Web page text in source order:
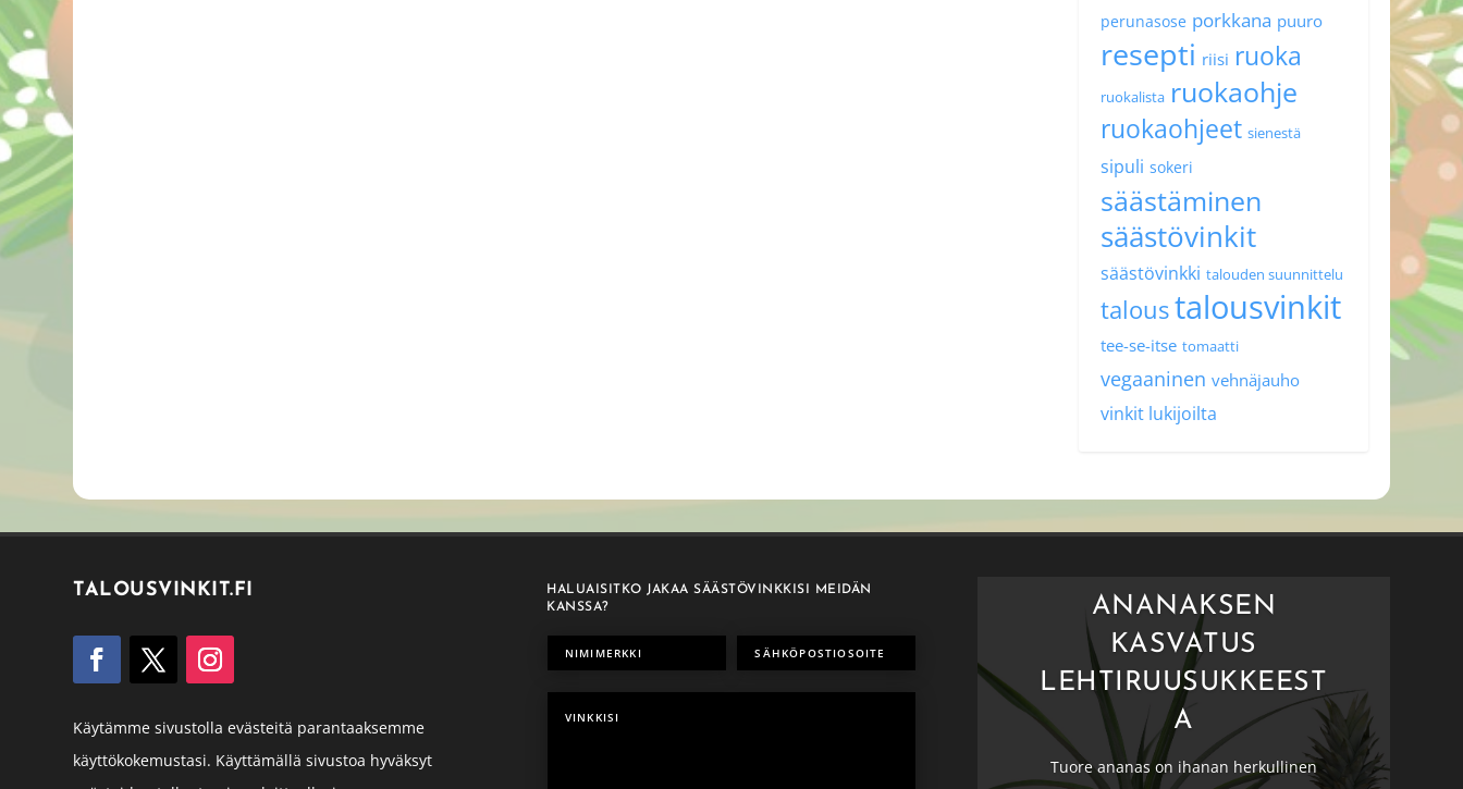
perunasose porkkana puuro
resepti riisi ruoka
ruokalista ruokaohje
ruokaohjeet sienestä
sipuli sokeri
säästäminen
säästövinkit
säästövinkki talouden suunnittelu
taloustalousvinkit
tee-se-itse tomaatti
vegaaninen vehnäjauho
vinkit lukijoilta
TALOUSVINKIT.FI
Käytämme sivustolla evästeitä parantaaksemme
käyttökokemustasi. Käyttämällä sivustoa hyväksyt
HALUAISITKO JAKAA SÄÄSTÖVINKKISI MEIDÄN
KANSSA?
ANANAKSEN
KASVATUS
LEHTIRUUSUKKEEST
A
Tuore ananas on ihanan herkullinen